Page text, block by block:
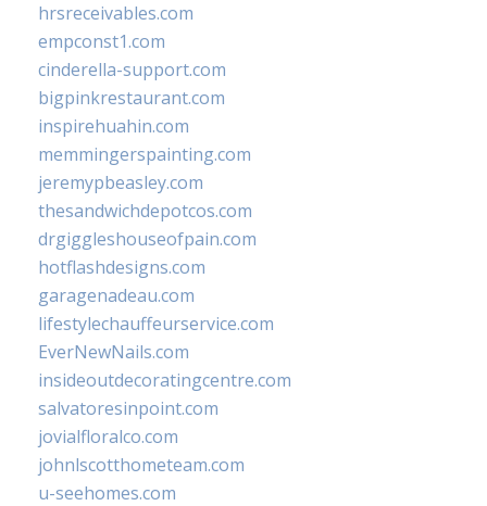
hrsreceivables.com
empconst1.com
cinderella-support.com
bigpinkrestaurant.com
inspirehuahin.com
memmingerspainting.com
jeremypbeasley.com
thesandwichdepotcos.com
drgiggleshouseofpain.com
hotflashdesigns.com
garagenadeau.com
lifestylechauffeurservice.com
EverNewNails.com
insideoutdecoratingcentre.com
salvatoresinpoint.com
jovialfloralco.com
johnlscotthometeam.com
u-seehomes.com